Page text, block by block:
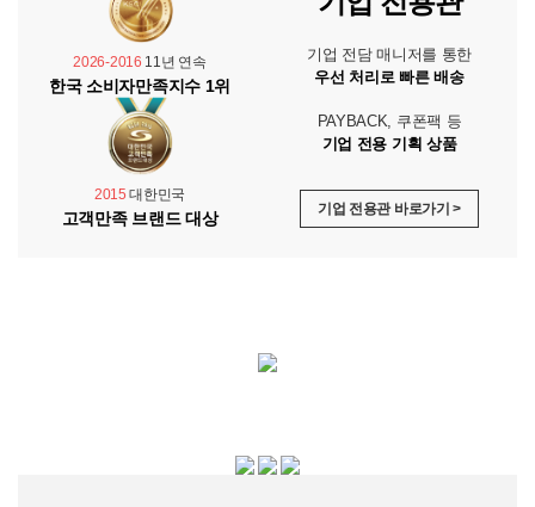
2026-2016 11년 연속
한국 소비자만족지수 1위
2015 대한민국
고객만족 브랜드 대상
기업 전담 매니저를 통한
우선 처리로 빠른 배송
PAYBACK, 쿠폰팩 등
기업 전용 기획 상품
기업 전용관 바로가기 >